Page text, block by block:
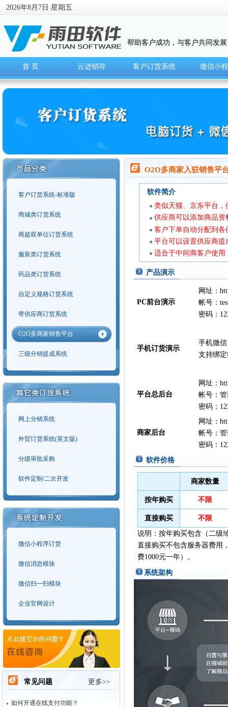
2026年8月7日 星期五
帮助客户成功，与客户共同发
首 页 云进销存 客户订货系统 微信小
客户订货系统-标准版
商城类订货系统
商超双单位订货系统
服装类订货系统
药品类订货系统
自定义规格订货系统
带供应商订货系统
O2O多商家销售平台
三级分销提成系统
网上分销系统
外贸订货系统(英文版)
分级审批采购
软件定制/二次开发
微信小程序订货
微信消息模块
微信扫一扫模块
企业官网设计
常见问题 更多>>
如何开通在线支付功能？
O2O多商家入驻销售平
软件简介
类似天猫、京东平台
供应商可以添加商品
客户下单自动分配到
平台可以设置供应商
适合于中间商客户使用
产品演示
PC前台演示
网址：
帐号：
密码：
手机订货演示
手机微
支持绑
平台总后台
网址：
帐号：
密码：
商家后台
网址：
帐号：
密码：
软件价格
商家数量
按年购买 不限
直接购买
不限
说明：按年购买包含（二级
直接购买不包含服务器费用
费1000元一年）。
系统架构